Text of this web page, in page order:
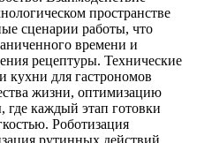
пространстве
сценарии работы, что
времени и
рецептуры. Технические
кухни для гастрономов
жизни, оптимизацию
где каждый этап готовки
Роботизация